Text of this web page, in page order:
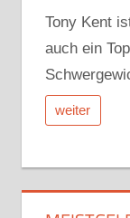
Tony Kent
auch ein
weiter